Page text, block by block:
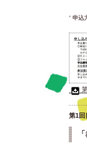
申込
第1